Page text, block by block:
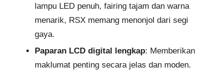
lampu LED penuh, fairing tajam dan warna
menarik, RSX memang menonjol dari segi
gaya.
Paparan LCD digital lengkap: Memberikan
maklumat penting secara jelas dan moden.